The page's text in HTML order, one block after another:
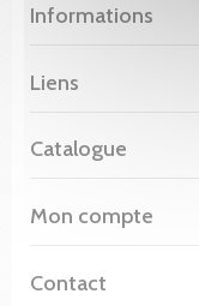
Informations
Liens
Catalogue
Mon compte
Contact